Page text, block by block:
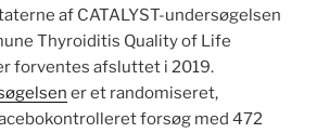
af CATALYST-undersøgelsen
Thyroiditis Quality of Life
forventes afsluttet i 2019.
er et randomiseret,
forsøg med 472